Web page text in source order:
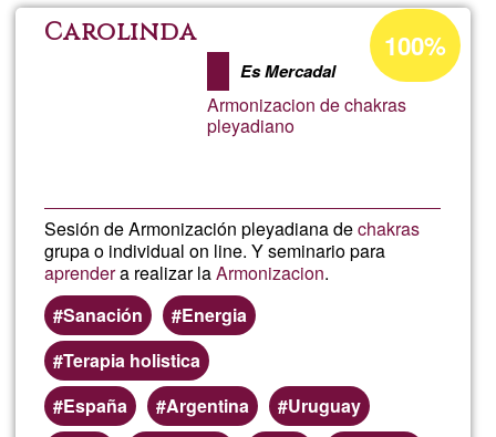
Carolinda
Es Mercadal
Armonizacion de chakras
pleyadiano
Sesión de Armonización pleyadiana dechakras
grupa o individual on line. Y seminario para
aprendera realizar laArmonizacion.
Sanación
Energia
Terapia holistica
España
Argentina
Uruguay
Acceptance
percentage
Ğ1
100%